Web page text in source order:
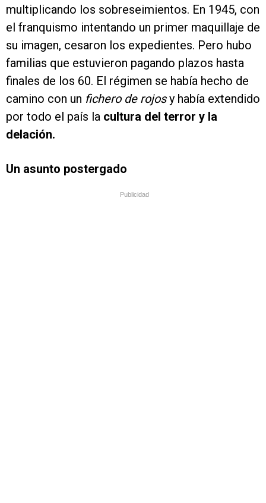
multiplicando los sobreseimientos. En 1945, con
el franquismo intentando un primer maquillaje de
su imagen, cesaron los expedientes. Pero hubo
familias que estuvieron pagando plazos hasta
finales de los 60. El régimen se había hecho de
camino con un fichero de rojosy había extendido
por todo el país la cultura del terror y la
delación.
Un asunto postergado
Publicidad